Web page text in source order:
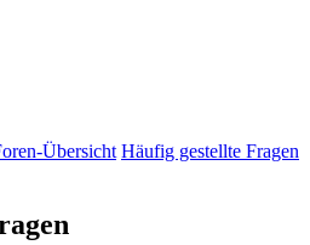
Übersicht Häufig gestellte Fragen